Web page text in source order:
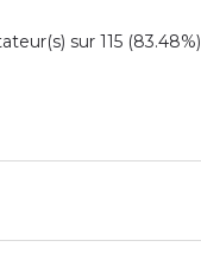
sur 115 (83.48%)